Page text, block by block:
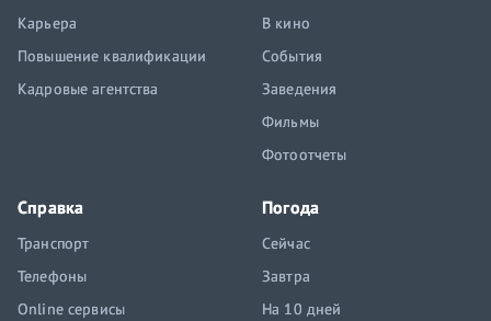
Карьера
Повышение квалификации
Кадровые агентства
В кино
События
Заведения
Фильмы
Фотоотчеты
Справка
Транспорт
Телефоны
Online сервисы
Погода
Сейчас
Завтра
На 10 дней